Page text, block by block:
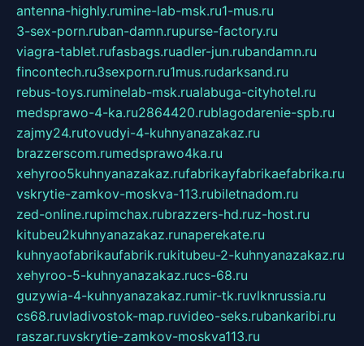
antenna-highly.rumine-lab-msk.ru1-mus.ru
3-sex-porn.ruban-damn.rupurse-factory.ru
viagra-tablet.rufasbags.ruadler-jun.rubandamn.ru
fincontech.ru3sexporn.ru1mus.rudarksand.ru
rebus-toys.ruminelab-msk.rualabuga-cityhotel.ru
medsprawo-4-ka.ru2864420.rublagodarenie-spb.ru
zajmy24.rutovudyi-4-kuhnyanazakaz.ru
brazzerscom.rumedsprawo4ka.ru
xehyroo5kuhnyanazakaz.rufabrikayfabrikaefabrika.ru
vskrytie-zamkov-moskva-113.rubiletnadom.ru
zed-online.rupimchax.rubrazzers-hd.ruz-host.ru
kitubeu2kuhnyanazakaz.runaperekate.ru
kuhnyaofabrikaufabrik.rukitubeu-2-kuhnyanazakaz.ru
xehyroo-5-kuhnyanazakaz.rucs-68.ru
guzywia-4-kuhnyanazakaz.rumir-tk.ruvlknrussia.ru
cs68.ruvladivostok-map.ruvideo-seks.rubankaribi.ru
raszar.ruvskrytie-zamkov-moskva113.ru